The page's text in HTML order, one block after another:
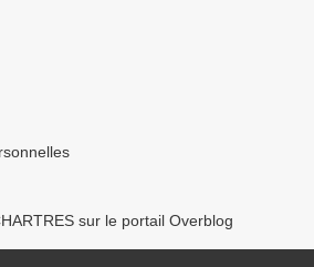
sur le portail Overblog